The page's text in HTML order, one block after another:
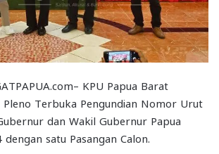
KPU Papua Barat
Pleno Terbuka Pengundian Nomor Urut
dan Wakil Gubernur Papua
satu Pasangan Calon.